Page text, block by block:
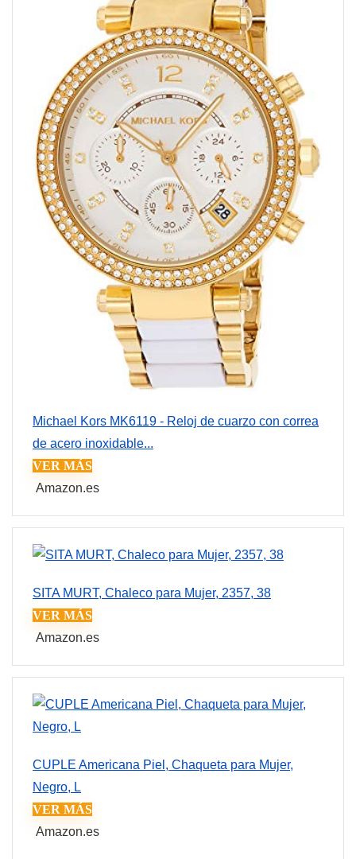
Michael Kors MK6119 - Reloj de cuarzo con correa
de acero inoxidable...
VER MÁS
Amazon.es
SITA MURT, Chaleco para Mujer, 2357, 38
VER MÁS
Amazon.es
CUPLE Americana Piel, Chaqueta para Mujer,
Negro, L
VER MÁS
Amazon.es